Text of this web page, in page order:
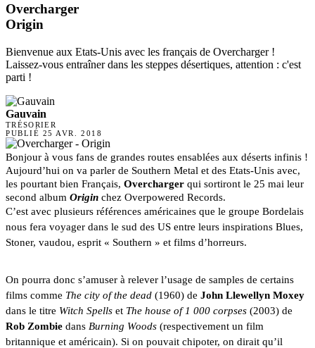
Overcharger
Origin
Bienvenue aux Etats-Unis avec les français de Overcharger !
Laissez-vous entraîner dans les steppes désertiques, attention : c'est
parti !
Gauvain
TRÉSORIER
PUBLIÉ 25 AVR. 2018
Bonjour à vous fans de grandes routes ensablées aux déserts infinis !
Aujourd’hui on va parler de Southern Metal et des Etats-Unis avec,
les pourtant bien Français, Overcharger qui sortiront le 25 mai leur
second album Origin chez Overpowered Records.
C’est avec plusieurs références américaines que le groupe Bordelais
nous fera voyager dans le sud des US entre leurs inspirations Blues,
Stoner, vaudou, esprit « Southern » et films d’horreurs.
On pourra donc s’amuser à relever l’usage de samples de certains
films comme The city of the dead (1960) de
dans le titre Witch Spells et The house of 1 000 corpses
Rob Zombie dans Burning Woods (respectivement un film
britannique et américain). Si on pouvait chipoter, on dirait qu’il